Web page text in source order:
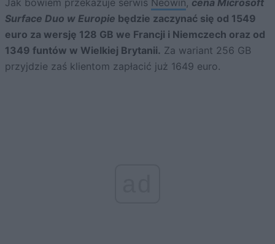
Jak bowiem przekazuje serwis Neowin, cena Microsoft
Surface Duo w Europie będzie zaczynać się od 1549
euro za wersję 128 GB we Francji i Niemczech oraz od
1349 funtów w Wielkiej Brytanii. Za wariant 256 GB
przyjdzie zaś klientom zapłacić już 1649 euro.